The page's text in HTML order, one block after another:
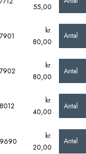
55,00
kr.
80,00
Antal
kr.
80,00
Antal
kr.
40,00
Antal
kr.
20,00
Antal